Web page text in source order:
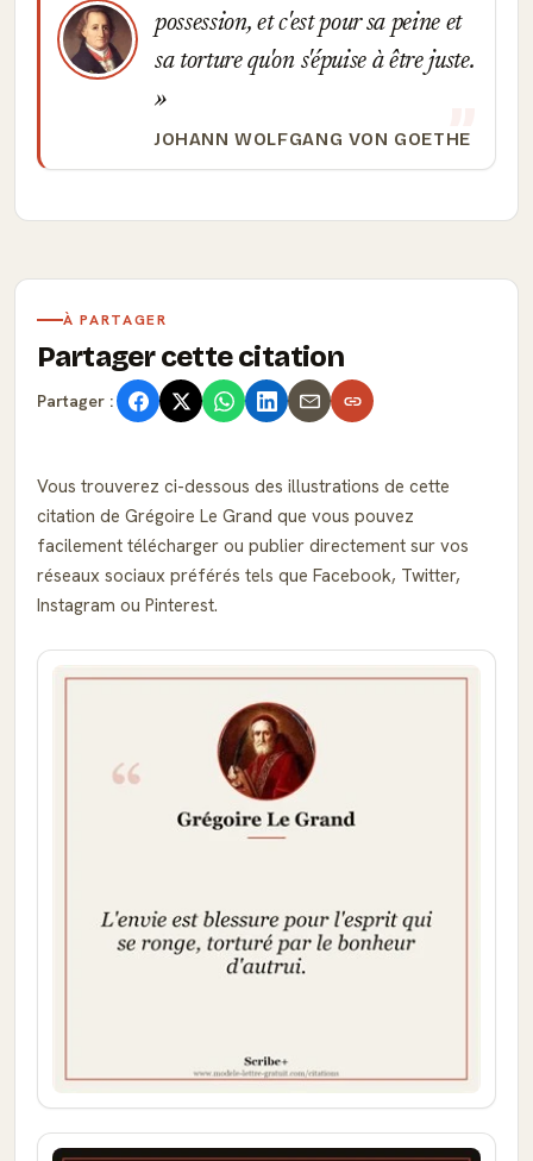
possession, et c'est pour sa peine et
sa torture qu'on s'épuise à être juste.
JOHANN WOLFGANG VON GOETHE
À PARTAGER
Partager cette citation
Partager :
Vous trouverez ci-dessous des illustrations de cette
citation de Grégoire Le Grand que vous pouvez
facilement télécharger ou publier directement sur vos
réseaux sociaux préférés tels que Facebook, Twitter,
Instagram ou Pinterest.